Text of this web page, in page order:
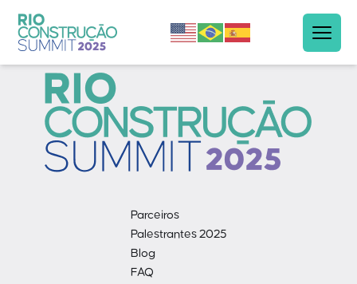
Parceiros
Palestrantes 2025
Blog
FAQ